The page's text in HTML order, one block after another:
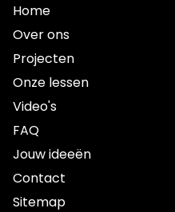
Home
Over ons
Projecten
Onze lessen
Video's
FAQ
Jouw ideeën
Contact
Sitemap